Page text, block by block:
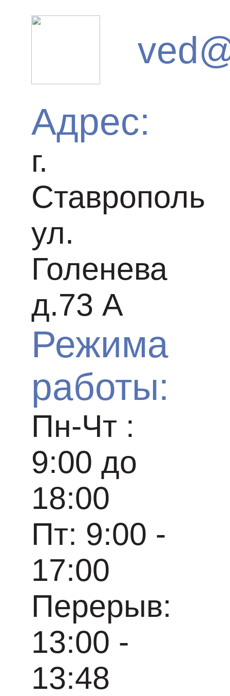
Адрес:
г.
Ставрополь
ул.
Голенева
д.73 A
Режима
работы:
Пн-Чт :
9:00 до
18:00
Пт: 9:00 -
17:00
Перерыв:
13:00 -
13:48